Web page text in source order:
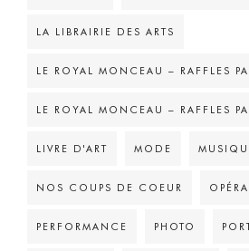
LA LIBRAIRIE DES ARTS
LE ROYAL MONCEAU – RAFFLES
LE ROYAL MONCEAU – RAFFLES
LIVRE D'ART MODE
NOS COUPS DE COEUR OPÉRA
PERFORMANCE PHOTO